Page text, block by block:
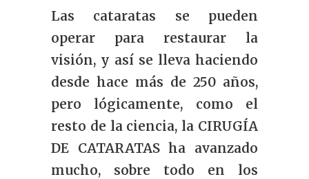
Las cataratas se pueden
operar para restaurar la
visión, y así se lleva haciendo
desde hace más de 250 años,
pero lógicamente, como el
resto de la ciencia, la CIRUGÍA
DE CATARATAS ha avanzado
mucho, sobre todo en los